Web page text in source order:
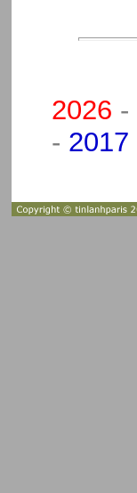
2026 -
- 2017